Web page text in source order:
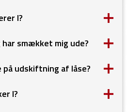
I?
smækket mig ude?
udskiftning af låse?
I?